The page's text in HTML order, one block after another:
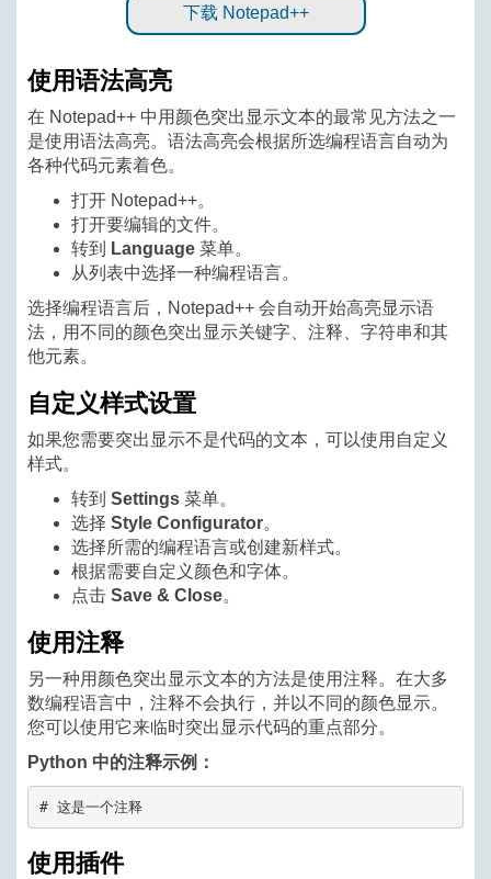
下载 Notepad++
使用语法高亮
在 Notepad++ 中用颜色突出显示文本的最常见方法之一
是使用语法高亮。语法高亮会根据所选编程语言自动为
各种代码元素着色。
打开 Notepad++。
打开要编辑的文件。
转到
Language 菜单。
从列表中选择一种编程语言。
选择编程语言后，Notepad++ 会自动开始高亮显示语
法，用不同的颜色突出显示关键字、注释、字符串和其
他元素。
自定义样式设置
如果您需要突出显示不是代码的文本，可以使用自定义
样式。
转到 Settings 菜单。
选择 Style Configurator。
选择所需的编程语言或创建新样式。
根据需要自定义颜色和字体。
点击 Save & Close。
使用注释
另一种用颜色突出显示文本的方法是使用注释。在大多
数编程语言中，注释不会执行，并以不同的颜色显示。
您可以使用它来临时突出显示代码的重点部分。
Python 中的注释示例：
# 这是一个注释
使用插件